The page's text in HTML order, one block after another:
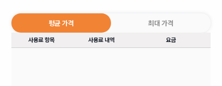
평균 가격 최대 가격
사용료 항목 사용료 내역 요금